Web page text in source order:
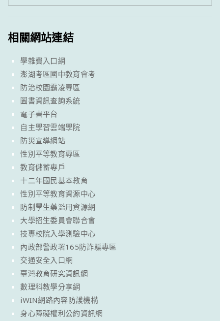
相關網站連結
學雜費入口網
澎湖考區國中教育會考
防治校園霸凌專區
圖書資訊查詢系統
電子書平台
自主學習雲端學院
防災宣導網站
性別平等教育專區
教育儲蓄專戶
十二年國民基本教育
性別平等教育資源中心
防制學生藥濫用資源網
大學招生委員會聯合會
技專校院入學測驗中心
內政部警政署165防詐騙專區
交通安全入口網
臺灣教育研究資訊網
數理科教學分享網
iWIN網路內容防護機構
身心障礙權利公約資訊網